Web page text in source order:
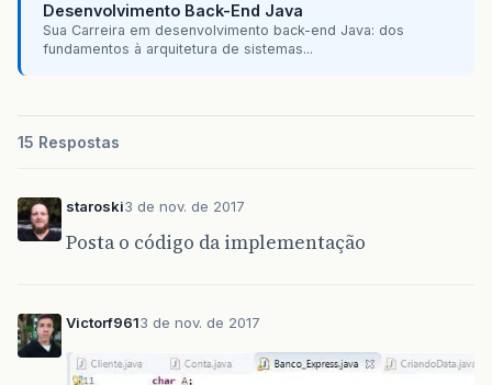
Desenvolvimento Back-End Java
Sua Carreira em desenvolvimento back-end Java: dos
fundamentos à arquitetura de sistemas...
15 Respostas
staroski3 de nov. de 2017
Posta o código da implementação
Victorf9613 de nov. de 2017